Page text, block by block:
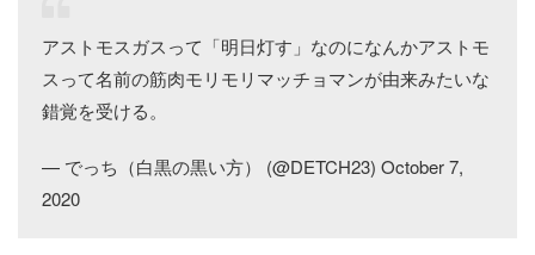
アストモスガスって「明日灯す」なのになんかアストモ
スって名前の筋肉モリモリマッチョマンが由来みたいな
錯覚を受ける。
— でっち（白黒の黒い方） (@DETCH23) October 7,
2020